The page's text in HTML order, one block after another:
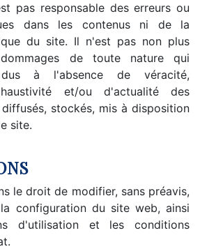
pas responsable des erreurs ou
dans les contenus ni de la
du site. Il n'est pas non plus
de toute nature qui
à l'absence de véracité,
et/ou d'actualité des
stockés, mis à disposition
site.
le droit de modifier, sans préavis,
configuration du site web, ainsi
d'utilisation et les conditions